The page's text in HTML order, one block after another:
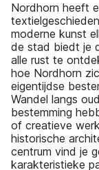
Nordhorn heeft
moderne kunst
de stad biedt je
alle rust te
hoe Nordhorn
eigentijdse
Wandel langs
bestemming
of creatieve
historische
centrum vind je
karakteristieke